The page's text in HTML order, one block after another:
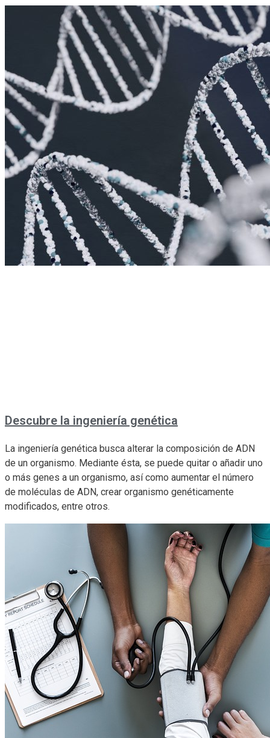
Descubre la ingeniería genética
La ingeniería genética busca alterar la composición de ADN
de un organismo. Mediante ésta, se puede quitar o añadir uno
o más genes a un organismo, así como aumentar el número
de moléculas de ADN, crear organismo genéticamente
modificados, entre otros.